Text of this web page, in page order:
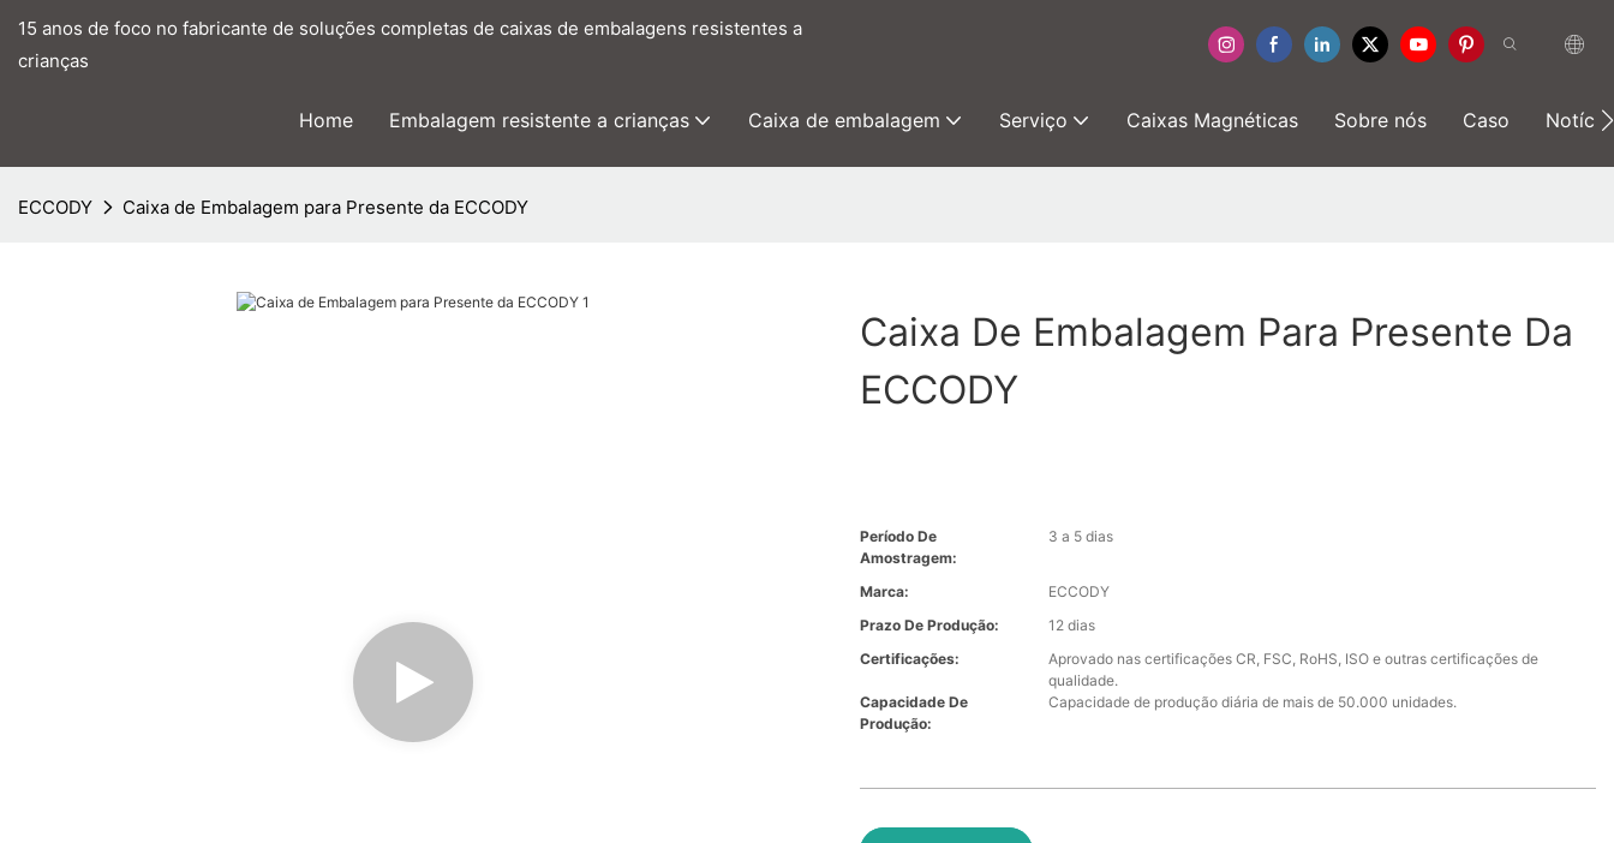
15 anos de foco no fabricante de soluções completas de caixas de embalagens resistentes a
crianças
Home Embalagem resistente a crianças Caixa de embalagem Serviço Caixas Magnéticas Sobre nós Caso
ECCODY Caixa de Embalagem para Presente da ECCODY
Caixa De Embalagem Para Presente Da
ECCODY
Período De
Amostragem:
3 a 5 dias
Marca:
ECCODY
Prazo De Produção:
12 dias
Certificações:
Aprovado nas certificações CR, FSC, RoHS, ISO e outras certificações de
qualidade.
Capacidade De
Produção:
Capacidade de produção diária de mais de 50.000 unidades.